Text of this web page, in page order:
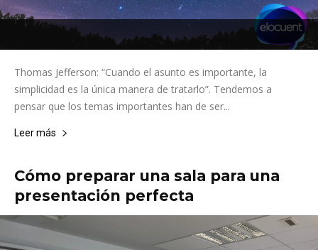
Thomas Jefferson: “Cuando el asunto es importante, la
simplicidad es la única manera de tratarlo”. Tendemos a
pensar que los temas importantes han de ser...
Leer más
Cómo preparar una sala para una
presentación perfecta